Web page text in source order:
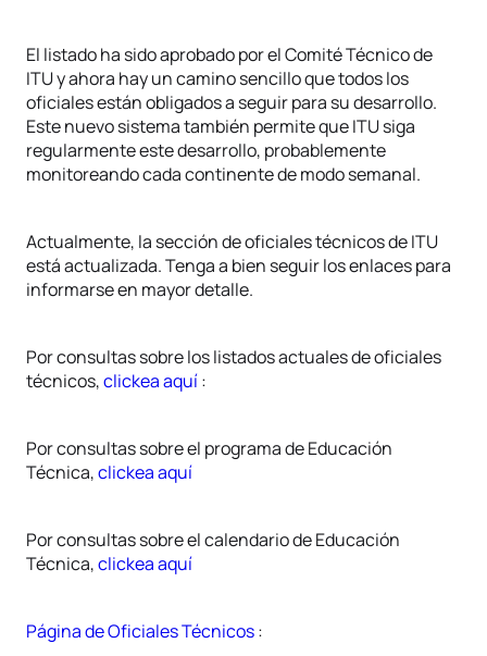
El listado ha sido aprobado por el Comité Técnico de
ITU y ahora hay un camino sencillo que todos los
oficiales están obligados a seguir para su desarrollo.
Este nuevo sistema también permite que ITU siga
regularmente este desarrollo, probablemente
monitoreando cada continente de modo semanal.
Actualmente, la sección de oficiales técnicos de ITU
está actualizada. Tenga a bien seguir los enlaces para
informarse en mayor detalle.
Por consultas sobre los listados actuales de oficiales
técnicos,clickea aquí:
Por consultas sobre el programa de Educación
Técnica,clickea aquí
Por consultas sobre el calendario de Educación
Técnica,clickea aquí
Página de Oficiales Técnicos: